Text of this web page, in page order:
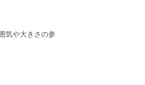
気や大きさの参